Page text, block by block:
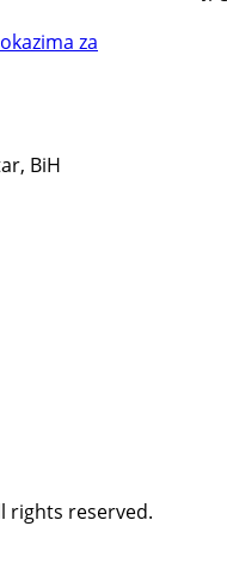
za
BiH
rights reserved.